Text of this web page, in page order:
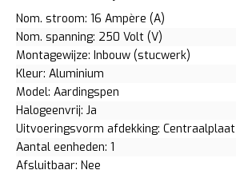
Nom. stroom: 16 Ampère (A)
Nom. spanning: 250 Volt (V)
Montagewijze: Inbouw (stucwerk)
Kleur: Aluminium
Model: Aardingspen
Halogeenvrij: Ja
Uitvoeringsvorm afdekking: Centraalplaat
Aantal eenheden: 1
Afsluitbaar: Nee